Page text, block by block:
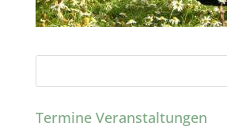
Termine Veranstaltungen